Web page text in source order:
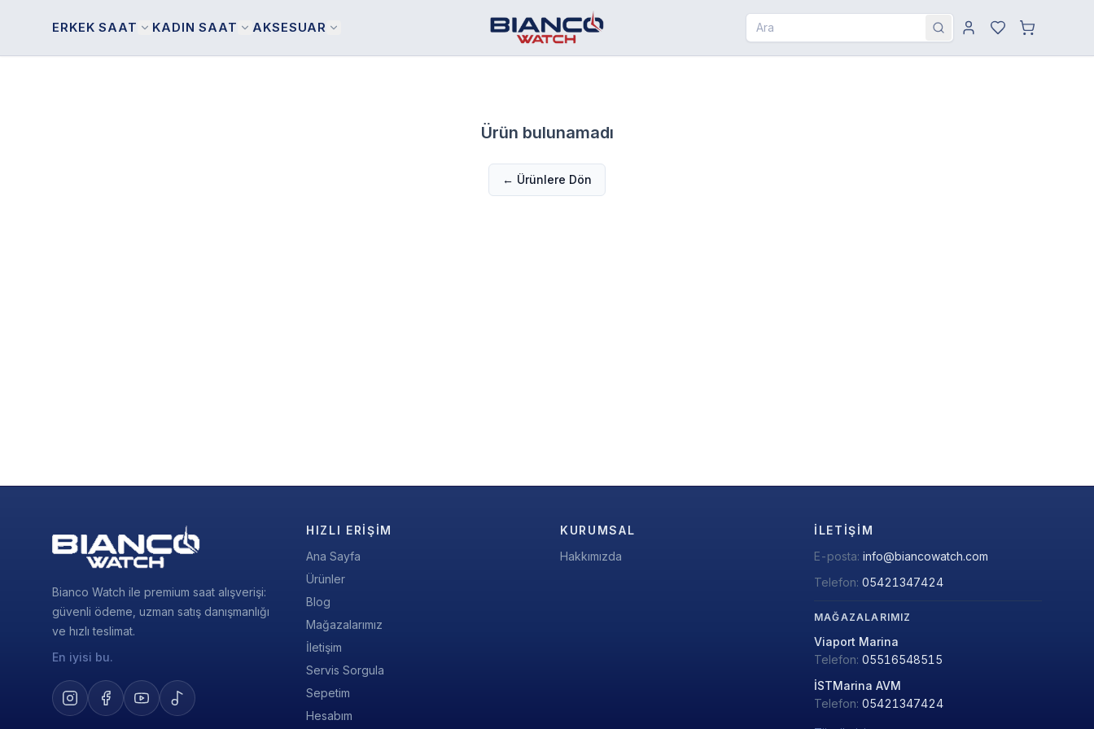
ERKEK SAAT KADIN SAAT AKSESUAR
Ürün bulunamadı
← Ürünlere Dön
Bianco Watch ile premium saat alışverişi:
güvenli ödeme, uzman satış danışmanlığı
ve hızlı teslimat.
En iyisi bu.
HIZLI ERIŞIM
Ana Sayfa
Ürünler
Blog
Mağazalarımız
İletişim
Servis Sorgula
Sepetim
Hesabım
KURUMSAL
Hakkımızda
İLETIŞIM
E-posta: info@biancowatch.com
Telefon: 05421347424
MAĞAZALARIMIZ
Viaport Marina
Telefon: 05516548515
İSTMarina AVM
Telefon: 05421347424